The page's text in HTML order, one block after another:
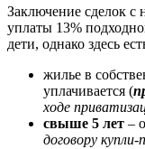
Заключение сделок с
уплаты 13%
дети, однако здесь
жилье в
уплачивается (
ходе
свыше 5 лет –
договору